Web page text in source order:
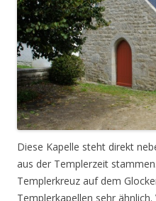
Diese Kapelle steht direkt
aus der Templerzeit
Templerkreuz auf dem
Templerkapellen sehr